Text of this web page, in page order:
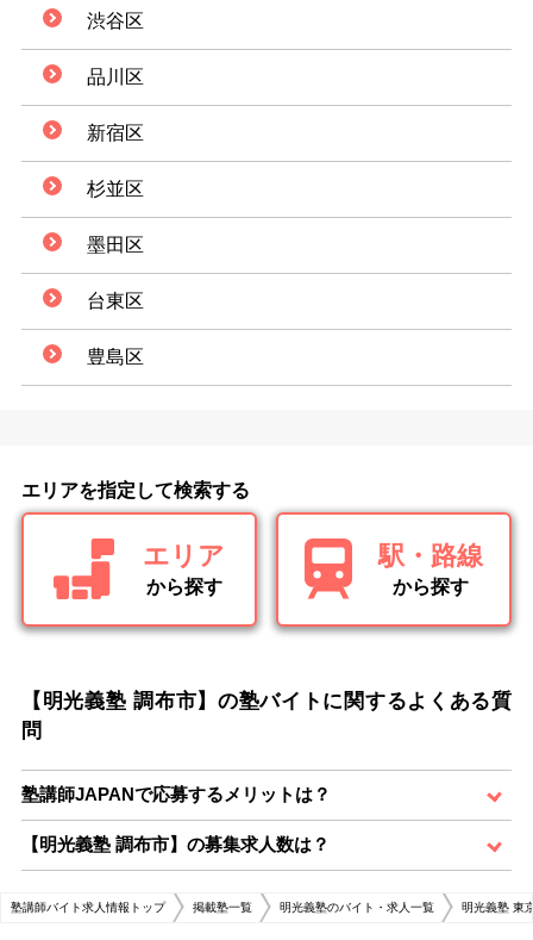
渋谷区
品川区
新宿区
杉並区
墨田区
台東区
豊島区
エリアを指定して検索する
エリア
から探す
駅・路線
から探す
【明光義塾 調布市】の塾バイトに関するよくある質
問
塾講師JAPANで応募するメリットは？
【明光義塾 調布市】の募集求人数は？
塾講師バイト求人情報トップ 掲載塾一覧 明光義塾のバイト・求人一覧 明光義塾 東